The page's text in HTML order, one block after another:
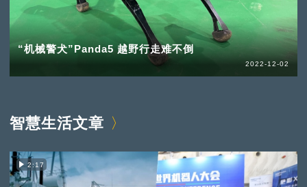
“机械警犬”Panda5 越野行走难不倒
2022-12-02
智慧生活文章
2:17